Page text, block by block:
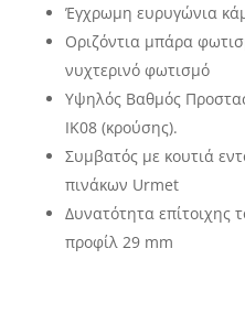
Έγχρωμη ευρυγώνια
Οριζόντια μπάρα
νυχτερινό φωτισμό
Υψηλός Βαθμός
IK08 (κρούσης).
Συμβατός με κουτιά
πινάκων Urmet
Δυνατότητα επίτοιχης
προφίλ 29 mm